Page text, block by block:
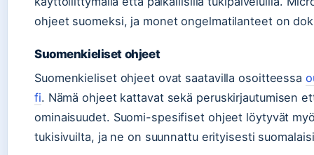
ohjeet suomeksi, ja monet ongelmatilanteet on
Suomenkieliset ohjeet
Suomenkieliset ohjeet ovat saatavilla osoitteessa
fi. Nämä ohjeet kattavat sekä peruskirjautumisen
ominaisuudet. Suomi-spesifiset ohjeet löytyvät
tukisivuilta, ja ne on suunnattu erityisesti